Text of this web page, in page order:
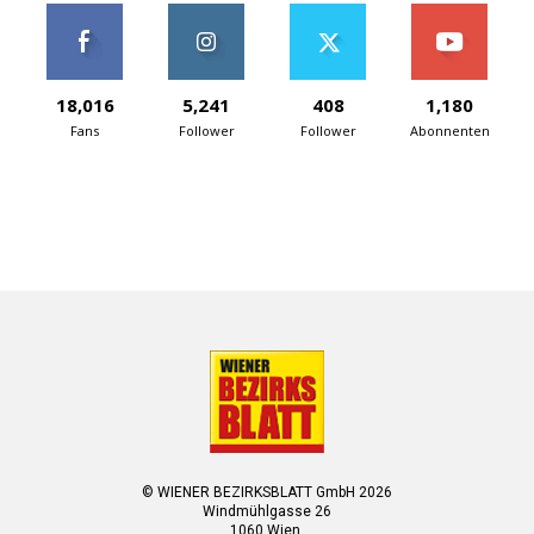
18,016
Fans
5,241
Follower
408
Follower
1,180
Abonnenten
© WIENER BEZIRKSBLATT GmbH 2026
Windmühlgasse 26
1060 Wien.